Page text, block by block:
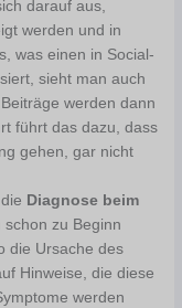
darauf aus,
werden und in
was einen in Social-
sieht man auch
werden dann
führt das dazu, dass
gehen, gar nicht
Diagnose beim
schon zu Beginn
die Ursache des
Hinweise, die diese
werden